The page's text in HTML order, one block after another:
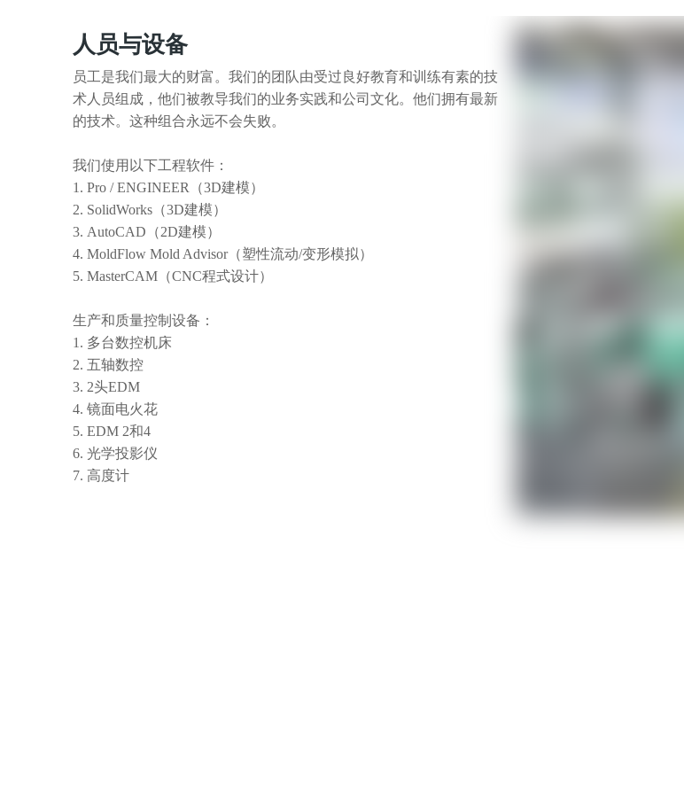
人员与设备
员工是我们最大的财富。我们的团队由受过良好教育和训练有素的技
术人员组成，他们被教导我们的业务实践和公司文化。他们拥有最新
的技术。这种组合永远不会失败。
我们使用以下工程软件：
Pro / ENGINEER（3D建模）
SolidWorks（3D建模）
AutoCAD（2D建模）
MoldFlow Mold Advisor（塑性流动/变形模拟）
MasterCAM（CNC程式设计）
生产和质量控制设备：
多台数控机床
五轴数控
2头EDM
镜面电火花
EDM 2和4
光学投影仪
高度计